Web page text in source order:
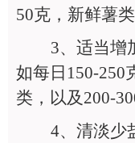
50克，新鲜薯类
3、适当增
如每日150-250
类，以及200-
4、清淡少